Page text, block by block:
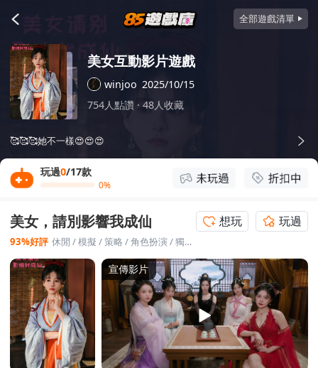
全部遊戲清單
美女互動影片遊戲
winjoo 2025/10/15
754人點讚 ·48人收藏
🥰🥰🥰她不一樣😍😍😍
玩過0/17款
0%
美女，請別影響我成仙
93%好評 休閒 /模擬 /策略 /角色扮演/獨立製作
想玩 玩過
宣傳影片